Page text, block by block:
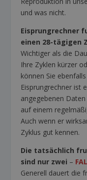
und was nicht.
Eisprungrechner
einen 28-tägigen
Wichtiger als die
Ihre Zyklen kürzer
können Sie
Eisprungrechner ist
angegebenen
auf einem
Auch wenn er
Zyklus gut kennen.
Die tatsächlich
sind nur zwei –
Generell dauert die